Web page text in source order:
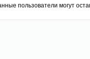
пользователи могут